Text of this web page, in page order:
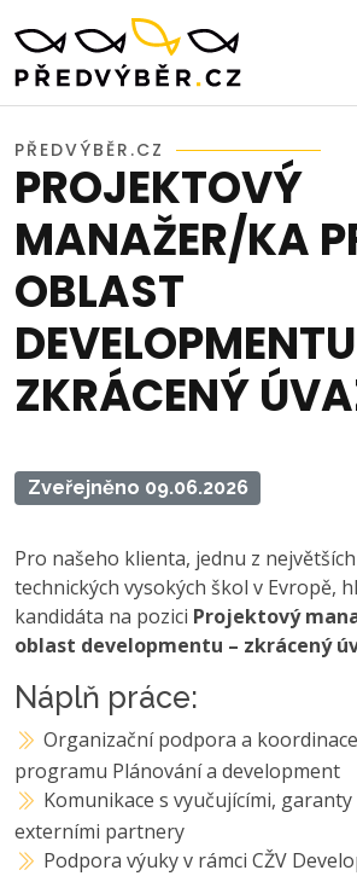
PŘEDVÝBĚR.CZ
PROJEKTOVÝ
MANAŽER/KA
OBLAST
ZKRÁCENÝ
Zveřejněno 09.06.2026
Pro našeho klienta, jednu z
technických vysokých škol v Evropě,
kandidáta na pozici Projektový
oblast developmentu – zkrácený
Náplň práce:
Organizační podpora a
programu Plánování a development
Komunikace s vyučujícími,
externími partnery
Podpora výuky v rámci CŽV